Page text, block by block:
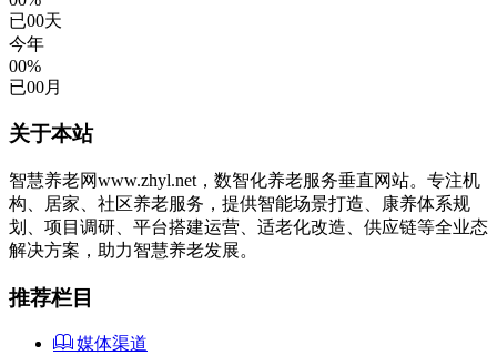
已00天
今年
00%
已00月
关于本站
智慧养老网www.zhyl.net，数智化养老服务垂直网站。专注机
构、居家、社区养老服务，提供智能场景打造、康养体系规
划、项目调研、平台搭建运营、适老化改造、供应链等全业态
解决方案，助力智慧养老发展。
推荐栏目
媒体渠道